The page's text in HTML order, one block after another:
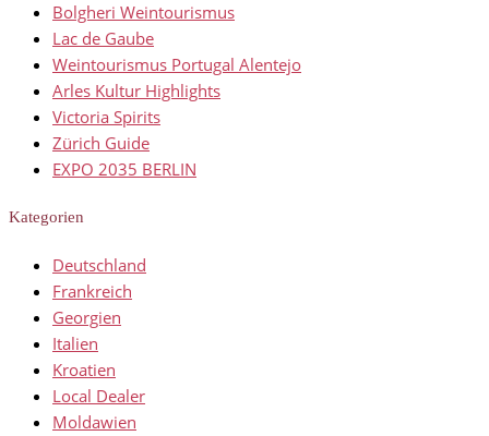
Bolgheri Weintourismus
Lac de Gaube
Weintourismus Portugal Alentejo
Arles Kultur Highlights
Victoria Spirits
Zürich Guide
EXPO 2035 BERLIN
Kategorien
Deutschland
Frankreich
Georgien
Italien
Kroatien
Local Dealer
Moldawien